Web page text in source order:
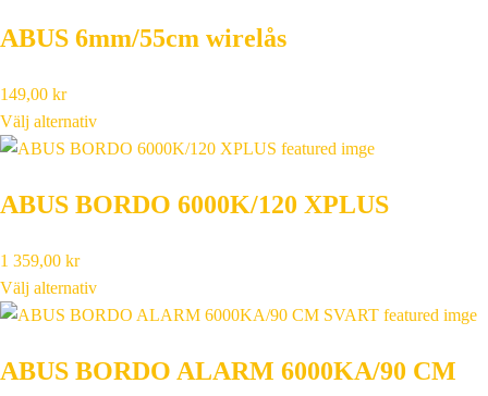
ABUS 6mm/55cm wirelås
149,00 kr
Välj alternativ
ABUS BORDO 6000K/120 XPLUS
1 359,00 kr
Välj alternativ
ABUS BORDO ALARM 6000KA/90 CM